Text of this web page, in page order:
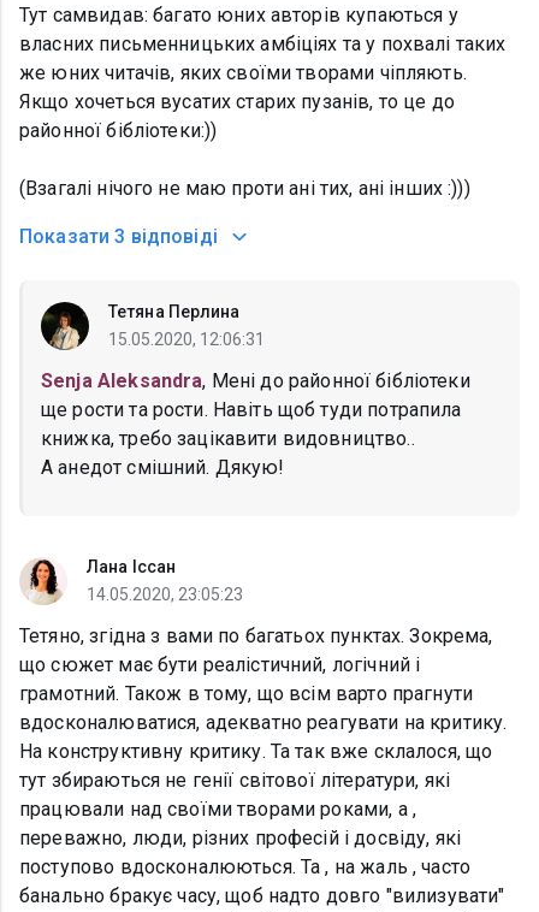
Тут самвидав: багато юних авторів купаються у
власних письменницьких амбіціях та у похвалі таких
же юних читачів, яких своїми творами чіпляють.
Якщо хочеться вусатих старих пузанів, то це до
районної бібліотеки:))
(Взагалі нічого не маю проти ані тих, ані інших :)))
Показати 3 відповіді
Тетяна Перлина
15.05.2020, 12:06:31
Senja Aleksandra, Мені до районної бібліотеки
ще рости та рости. Навіть щоб туди потрапила
книжка, требо зацікавити видовництво..
А анедот смішний. Дякую!
Лана Іссан
14.05.2020, 23:05:23
Тетяно, згідна з вами по багатьох пунктах. Зокрема,
що сюжет має бути реалістичний, логічний і
грамотний. Також в тому, що всім варто прагнути
вдосконалюватися, адекватно реагувати на критику.
На конструктивну критику. Та так вже склалося, що
тут збираються не генії світової літератури, які
працювали над своїми творами роками, а ,
переважно, люди, різних професій і досвіду, які
поступово вдосконалюються. Та , на жаль , часто
банально бракує часу, щоб надто довго "вилизувати"